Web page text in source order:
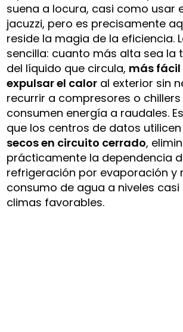
suena a locura, casi como usar
jacuzzi, pero es precisamente
reside la magia de la eficiencia.
sencilla: cuanto más alta sea la
del líquido que circula, más
expulsar el calor al exterior sin
recurrir a compresores o
consumen energía a raudales.
que los centros de datos
secos en circuito cerrado,
prácticamente la dependencia
refrigeración por evaporación y
consumo de agua a niveles casi
climas favorables.